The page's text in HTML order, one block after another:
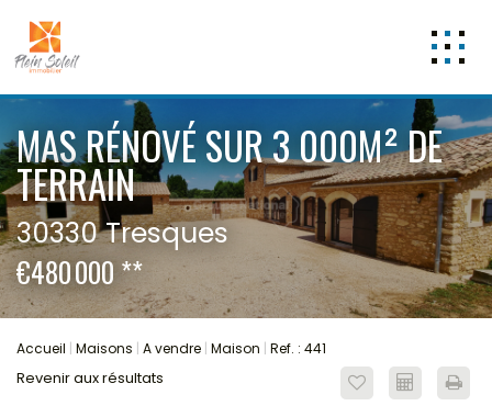
Appartements
A vendre
3 pièces
5 pièces et +
A louer
Studio T1
3 pièces
Maisons
MAS RÉNOVÉ SUR 3 000M² DE
TERRAIN
30330 Tresques
€480 000 **
Accueil Maisons A vendre Maison Ref. : 441
Revenir aux résultats